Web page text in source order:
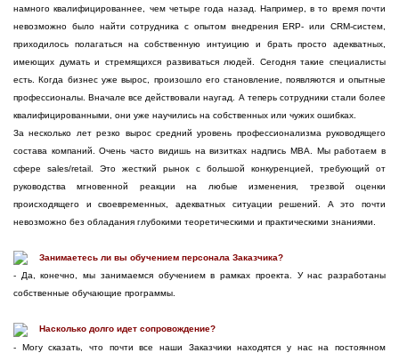
намного квалифицированнее, чем четыре года назад. Например, в то время почти
невозможно было найти сотрудника с опытом внедрения ERP- или CRM-систем,
приходилось полагаться на собственную интуицию и брать просто адекватных,
имеющих думать и стремящихся развиваться людей. Сегодня такие специалисты
есть. Когда бизнес уже вырос, произошло его становление, появляются и опытные
профессионалы. Вначале все действовали наугад. А теперь сотрудники стали более
квалифицированными, они уже научились на собственных или чужих ошибках.
За несколько лет резко вырос средний уровень профессионализма руководящего
состава компаний. Очень часто видишь на визитках надпись MBA. Мы работаем в
сфере sales/retail. Это жесткий рынок с большой конкуренцией, требующий от
руководства мгновенной реакции на любые изменения, трезвой оценки
происходящего и своевременных, адекватных ситуации решений. А это почти
невозможно без обладания глубокими теоретическими и практическими знаниями.
Занимаетесь ли вы обучением персонала Заказчика?
- Да, конечно, мы занимаемся обучением в рамках проекта. У нас разработаны
собственные обучающие программы.
Насколько долго идет сопровождение?
- Могу сказать, что почти все наши Заказчики находятся у нас на постоянном